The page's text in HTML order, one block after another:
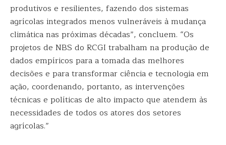
produtivos e resilientes, fazendo dos sistemas
agrícolas integrados menos vulneráveis à mudança
climática nas próximas décadas”, concluem. “Os
projetos de NBS do RCGI trabalham na produção de
dados empíricos para a tomada das melhores
decisões e para transformar ciência e tecnologia em
ação, coordenando, portanto, as intervenções
técnicas e políticas de alto impacto que atendem às
necessidades de todos os atores dos setores
agrícolas.”